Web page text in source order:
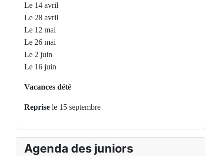
Le 14 avril
Le 28 avril
Le 12 mai
Le 26 mai
Le 2 juin
Le 16 juin
Vacances dété
Reprise le 15 septembre
Agenda des juniors